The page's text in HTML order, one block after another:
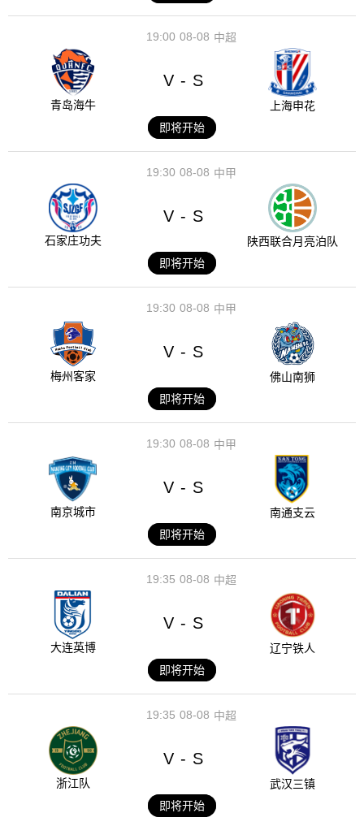
08-08
19:00 中超
青岛海牛
V - S
上海申花
即将开始
08-08
19:30 中甲
石家庄功夫
V - S
陕西联合月亮泊队
即将开始
08-08
19:30 中甲
梅州客家
V - S
佛山南狮
即将开始
08-08
19:30 中甲
南京城市
V - S
南通支云
即将开始
08-08
19:35 中超
大连英博
V - S
辽宁铁人
即将开始
08-08
19:35 中超
浙江队
V - S
武汉三镇
即将开始